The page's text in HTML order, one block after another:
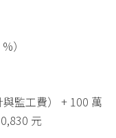
）
監工費） + 100 萬
元